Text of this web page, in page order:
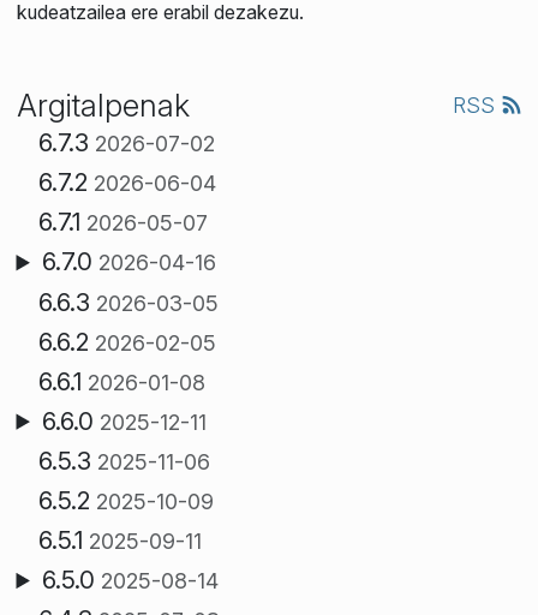
kudeatzailea ere erabil dezakezu.
Argitalpenak RSS
6.7.3 2026-07-02
6.7.2 2026-06-04
6.7.1 2026-05-07
6.7.0 2026-04-16
6.6.3 2026-03-05
6.6.2 2026-02-05
6.6.1 2026-01-08
6.6.0 2025-12-11
6.5.3 2025-11-06
6.5.2 2025-10-09
6.5.1 2025-09-11
6.5.0 2025-08-14